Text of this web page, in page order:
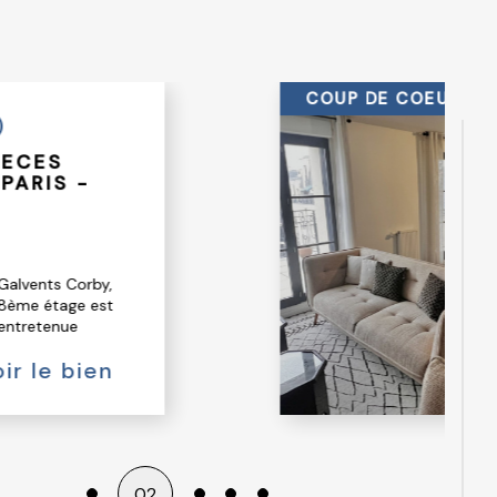
de 97
bien
PRIX EN BAISSE